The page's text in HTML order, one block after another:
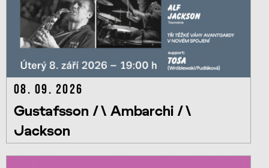
08. 09. 2026
Gustafsson /\ Ambarchi /\
Jackson